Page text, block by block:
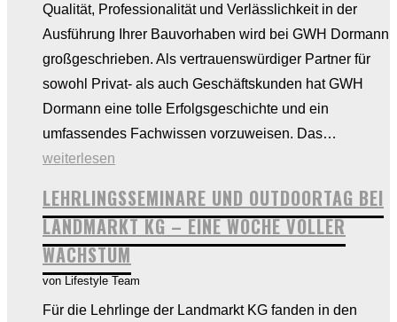
Qualität, Professionalität und Verlässlichkeit in der
Ausführung Ihrer Bauvorhaben wird bei GWH Dormann
großgeschrieben. Als vertrauenswürdiger Partner für
sowohl Privat- als auch Geschäftskunden hat GWH
Dormann eine tolle Erfolgsgeschichte und ein
umfassendes Fachwissen vorzuweisen. Das…
Ihr
Nähe!
weiterlesen
LEHRLINGSSEMINARE UND OUTDOORTAG BEI
LANDMARKT KG – EINE WOCHE VOLLER
WACHSTUM
von Lifestyle Team
Für die Lehrlinge der Landmarkt KG fanden in den